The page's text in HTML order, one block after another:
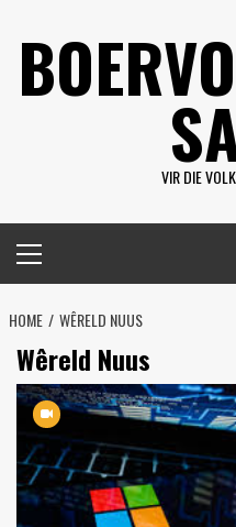
content
VIR DIE
Menu
HOME WÊRELD NUUS
Wêreld Nuus